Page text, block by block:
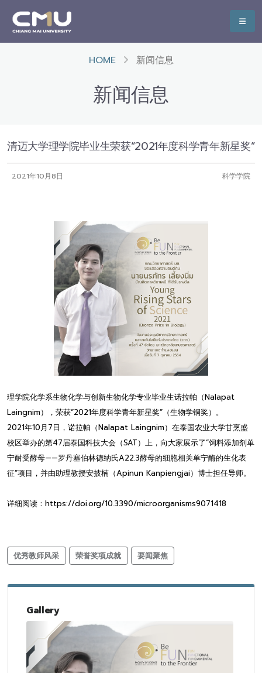
HOME 新闻信息
新闻信息
清迈大学理学院毕业生荣获“2021年度科学青年新星奖”
2021年10月8日 科学学院
理学院化学系生物化学与创新生物化学专业毕业生诺拉帕（Nalapat
Laingnim），荣获“2021年度科学青年新星奖”（生物学铜奖）。
2021年10月7日，诺拉帕（Nalapat Laingnim）在泰国农业大学甘烹盛
校区举办的第47届泰国科技大会（SAT）上，向大家展示了“饲料添加剂单
宁耐受酵母——罗丹塞伯林德纳氏A22.3酵母的细胞相关单宁酶的生化表
征”项目，并由助理教授安披楠（Apinun Kanpiengjai）博士担任导师。
详细阅读：https://doi.org/10.3390/microorganisms9071418
优秀教师风采 荣誉奖项成就 要闻聚焦
Gallery